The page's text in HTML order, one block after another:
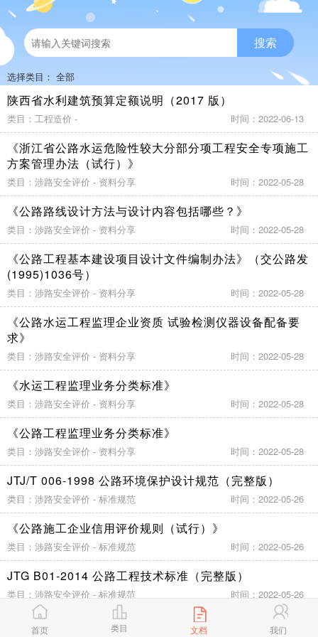
搜索
选择类目： 全部
陕西省水利建筑预算定额说明（2017 版）
类目：工程造价 - 时间：2022-06-13
《浙江省公路水运危险性较大分部分项工程安全专项施工
方案管理办法（试行）》
类目：涉路安全评价 - 资料分享 时间：2022-05-28
《公路路线设计方法与设计内容包括哪些？》
类目：涉路安全评价 - 资料分享 时间：2022-05-28
《公路工程基本建设项目设计文件编制办法》（交公路发
(1995)1036号）
类目：涉路安全评价 - 资料分享 时间：2022-05-28
《公路水运工程监理企业资质 试验检测仪器设备配备要
求》
类目：涉路安全评价 - 资料分享 时间：2022-05-28
《水运工程监理业务分类标准》
类目：涉路安全评价 - 资料分享 时间：2022-05-28
《公路工程监理业务分类标准》
类目：涉路安全评价 - 资料分享 时间：2022-05-28
JTJ/T 006-1998 公路环境保护设计规范（完整版）
类目：涉路安全评价 - 标准规范 时间：2022-05-26
《公路施工企业信用评价规则（试行）》
类目：涉路安全评价 - 标准规范 时间：2022-05-26
JTG B01-2014 公路工程技术标准（完整版）
类目：涉路安全评价 - 标准规范 时间：2022-05-26
JTJ 003-1986 公路自然区划分标准（完整版）
首页 类目 文档 我们